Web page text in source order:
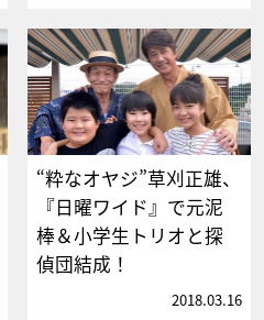
“粋なオヤジ”草刈正雄、
『日曜ワイド』で元泥
棒＆小学生トリオと探
偵団結成！
2018.03.16